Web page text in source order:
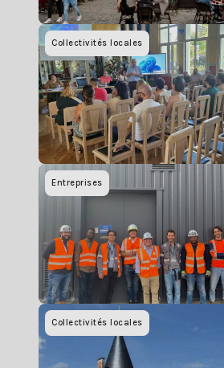
Collectivités locales
Entreprises
Collectivités locales